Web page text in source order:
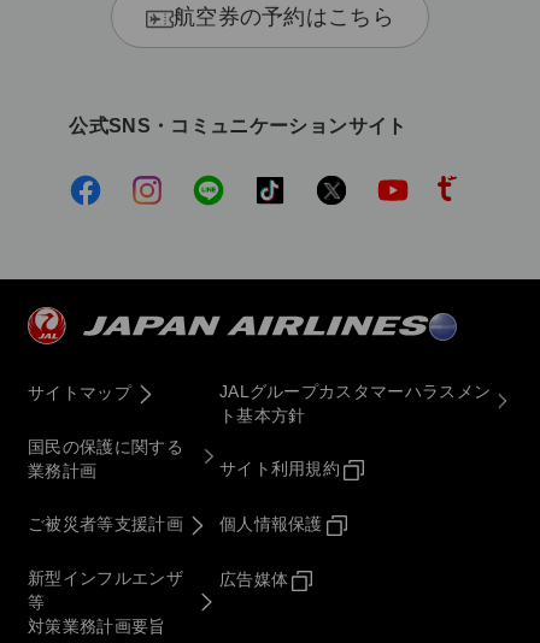
航空券の予約はこちら
公式SNS・コミュニケーションサイト
サイトマップ
国民の保護に関する
業務計画
ご被災者等支援計画
新型インフルエンザ
等
対策業務計画要旨
JALグループカスタマーハラスメン
ト基本方針
サイト利用規約
個人情報保護
広告媒体